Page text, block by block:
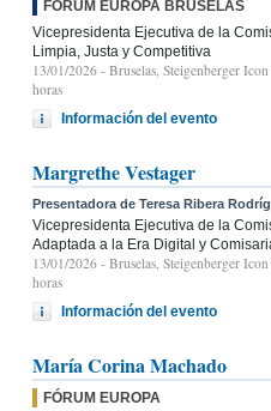
FÓRUM EUROPA BRUSELAS
Vicepresidenta Ejecutiva de la
Limpia, Justa y Competitiva
13/01/2026 - Bruselas, Steigenberger
horas
Información del evento
Margrethe Vestager
Presentadora de Teresa Ribera
Vicepresidenta Ejecutiva de la
Adaptada a la Era Digital y
13/01/2026 - Bruselas, Steigenberger
horas
Información del evento
María Corina Machado
FÓRUM EUROPA